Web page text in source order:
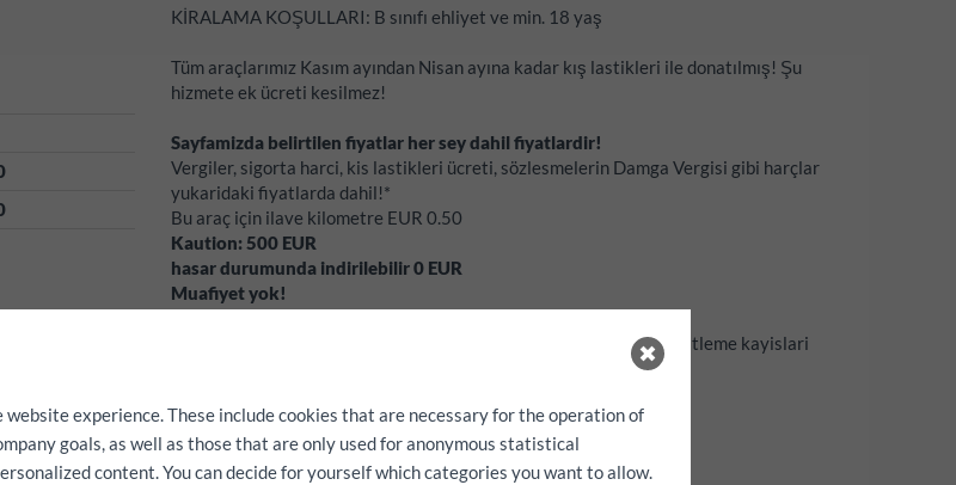
KİRALAMA KOŞULLARI: B sınıfı ehliyet ve min. 18 yaş
Tüm araçlarımız Kasım ayından Nisan ayına kadar kış lastikleri ile donatılmış! Şu
hizmete ek ücreti kesilmez!
Sayfamizda belirtilen fiyatlar her sey dahil fiyatlardir!
Vergiler, sigorta harci, kis lastikleri ücreti, sözlesmelerin Damga Vergisi gibi harçlar
yukaridaki fiyatlarda dahil!*
Bu araç için ilave kilometre EUR 0.50
Kaution:500 EUR
hasar durumunda indirilebilir0 EUR
Muafiyet yok!
Navigasyon Cihazi, çocuk koltugu yada sabitleme kayislari
experience. These include cookies that are necessary for the operation of
goals, as well as those that are only used for anonymous statistical
content. You can decide for yourself which categories you want to allow.